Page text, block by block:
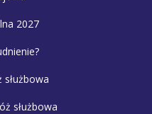
2027
służbowa